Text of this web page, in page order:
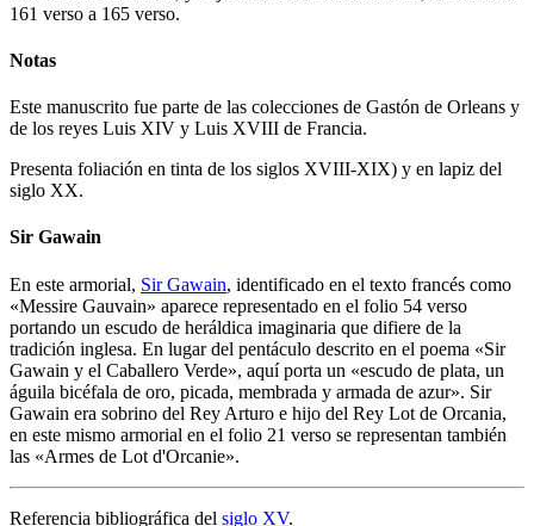
161 verso a 165 verso.
Notas
Este manuscrito fue parte de las colecciones de Gastón de Orleans y
de los reyes Luis XIV y Luis XVIII de Francia.
Presenta foliación en tinta de los siglos XVIII-XIX) y en lapiz del
siglo XX.
Sir Gawain
En este armorial, Sir Gawain, identificado en el texto francés como
«Messire Gauvain» aparece representado en el folio 54 verso
portando un escudo de heráldica imaginaria que difiere de la
tradición inglesa. En lugar del pentáculo descrito en el poema «Sir
Gawain y el Caballero Verde», aquí porta un «escudo de plata, un
águila bicéfala de oro, picada, membrada y armada de azur». Sir
Gawain era sobrino del Rey Arturo e hijo del Rey Lot de Orcania,
en este mismo armorial en el folio 21 verso se representan también
las «Armes de Lot d'Orcanie».
Referencia bibliográfica del siglo XV.